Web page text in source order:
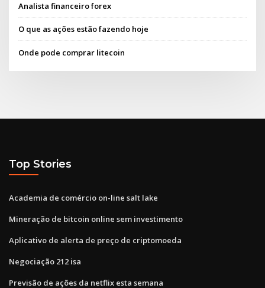
Analista financeiro forex
O que as ações estão fazendo hoje
Onde pode comprar litecoin
Top Stories
Academia de comércio on-line salt lake
Mineração de bitcoin online sem investimento
Aplicativo de alerta de preço de criptomoeda
Negociação 212 isa
Previsão de ações da netflix esta semana